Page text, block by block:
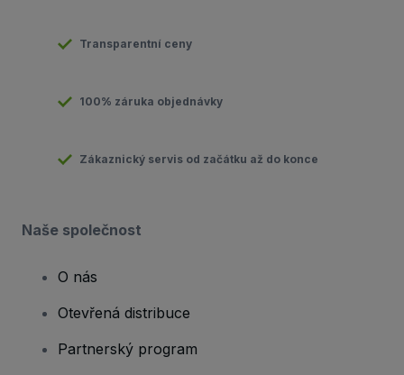
Transparentní ceny
100% záruka objednávky
Zákaznický servis od začátku až do konce
Naše společnost
O nás
Otevřená distribuce
Partnerský program